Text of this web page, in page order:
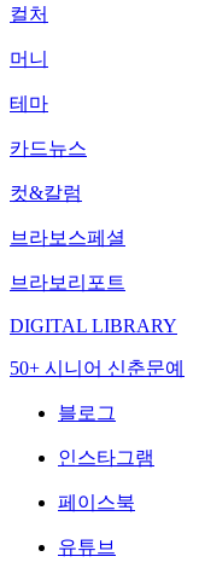
컬처
머니
테마
카드뉴스
컷&칼럼
브라보스페셜
브라보리포트
DIGITAL LIBRARY
50+ 시니어 신춘문예
블로그
인스타그램
페이스북
유튜브